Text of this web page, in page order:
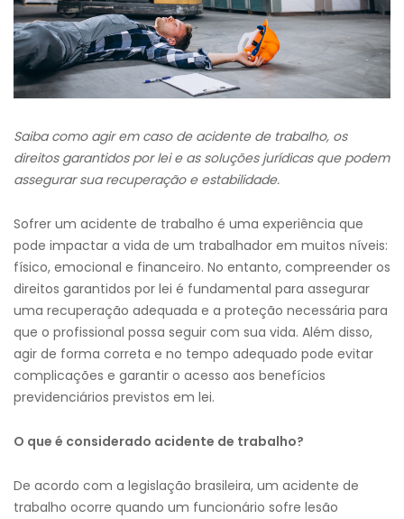
Saiba como agir em caso de acidente de trabalho, os
direitos garantidos por lei e as soluções jurídicas que podem
assegurar sua recuperação e estabilidade.
Sofrer um acidente de trabalho é uma experiência que
pode impactar a vida de um trabalhador em muitos níveis:
físico, emocional e financeiro. No entanto, compreender os
direitos garantidos por lei é fundamental para assegurar
uma recuperação adequada e a proteção necessária para
que o profissional possa seguir com sua vida. Além disso,
agir de forma correta e no tempo adequado pode evitar
complicações e garantir o acesso aos benefícios
previdenciários previstos em lei.
O que é considerado acidente de trabalho?
De acordo com a legislação brasileira, um acidente de
trabalho ocorre quando um funcionário sofre lesão